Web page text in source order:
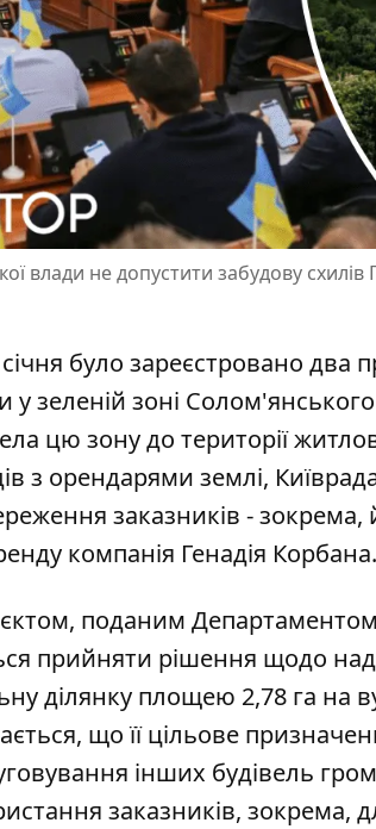
влади не допустити забудову
січня було зареєстровано
у зеленій зоні
цю зону до території
з орендарями землі,
заказників - зокрема,
компанія Генадія Корбана.
, поданим
прийняти рішення щодо
ділянку площею 2,78 га на
що її цільове
інших будівель
заказників, зокрема,